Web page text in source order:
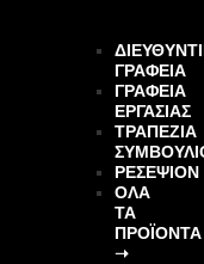
ΓΡΑΦΕΙΑ
ΓΡΑΦΕΙΑ
ΕΡΓΑΣΙΑΣ
ΤΡΑΠΕΖΙΑ
ΡΕΣΕΨΙΟΝ
ΌΛΑ
ΤΑ
ΠΡΟΪΌΝΤΑ
➝